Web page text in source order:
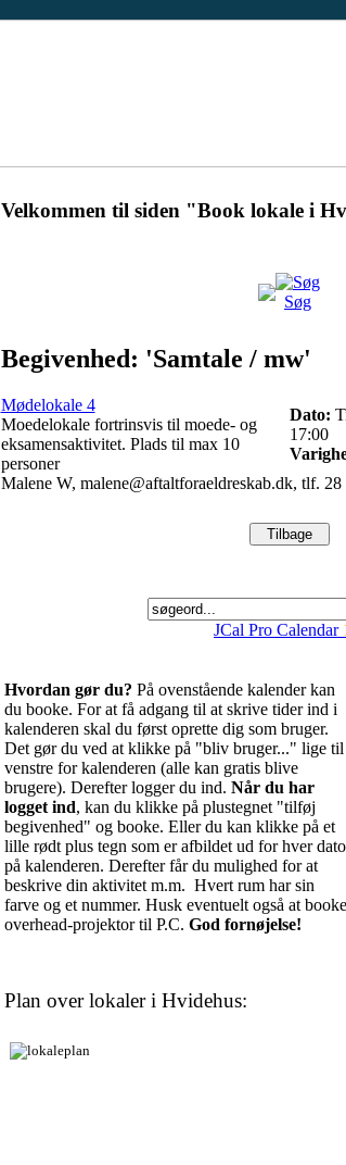
Velkommen til siden "Book lokale i
Søg
Begivenhed: 'Samtale / mw'
Mødelokale 4
Moedelokale fortrinsvis til moede- og
eksamensaktivitet. Plads til max 10
personer
Dato:
17:00
Malene W, malene@aftaltforaeldreskab.dk, tlf. 28
JCal Pro Calendar
Hvordan gør du? På ovenstående kalender kan
du booke. For at få adgang til at skrive tider ind i
kalenderen skal du først oprette dig som bruger.
Det gør du ved at klikke på "bliv bruger..." lige til
venstre for kalenderen (alle kan gratis blive
brugere). Derefter logger du ind. Når du har
logget ind, kan du klikke på plustegnet "tilføj
begivenhed" og booke. Eller du kan klikke på et
lille rødt plus tegn som er afbildet ud for hver dato
på kalenderen. Derefter får du mulighed for at
beskrive din aktivitet m.m. Hvert rum har sin
farve og et nummer. Husk eventuelt også at booke
overhead-projektor til P.C. God fornøjelse!
Plan over lokaler i Hvidehus: